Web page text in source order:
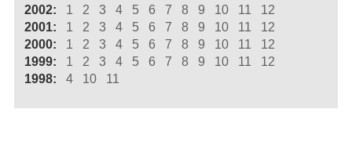
2002:
1 2 3 4 5 6 7 8 9 10 11
12
2001:
1 2 3 4 5 6 7 8 9 10 11
12
2000:
1 2 3 4 5 6 7 8 9 10 11
12
1999:
1 2 3 4 5 6 7 8 9 10 11
12
1998:
4 10 11